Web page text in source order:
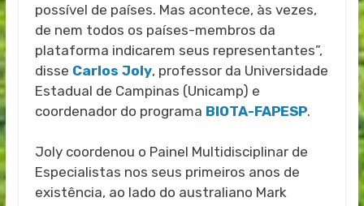
possível de países. Mas acontece, às vezes,
de nem todos os países-membros da
plataforma indicarem seus representantes”,
disse Carlos Joly, professor da Universidade
Estadual de Campinas (Unicamp) e
coordenador do programa BIOTA-FAPESP.
Joly coordenou o Painel Multidisciplinar de
Especialistas nos seus primeiros anos de
existência, ao lado do australiano Mark